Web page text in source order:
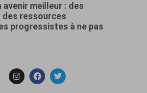
avenir meilleur : des
des ressources
progressistes à ne pas